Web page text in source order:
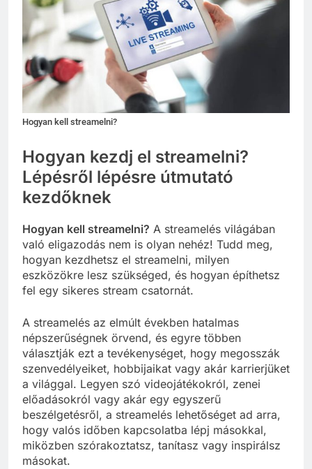
Hogyan kell streamelni?
Hogyan kezdj el streamelni?
Lépésről lépésre útmutató
kezdőknek
Hogyan kell streamelni? A streamelés világában
való eligazodás nem is olyan nehéz! Tudd meg,
hogyan kezdhetsz el streamelni, milyen
eszközökre lesz szükséged, és hogyan építhetsz
fel egy sikeres stream csatornát.
A streamelés az elmúlt években hatalmas
népszerűségnek örvend, és egyre többen
választják ezt a tevékenységet, hogy megosszák
szenvedélyeiket, hobbijaikat vagy akár karrierjüket
a világgal. Legyen szó videojátékokról, zenei
előadásokról vagy akár egy egyszerű
beszélgetésről, a streamelés lehetőséget ad arra,
hogy valós időben kapcsolatba lépj másokkal,
miközben szórakoztatsz, tanítasz vagy inspirálsz
másokat.